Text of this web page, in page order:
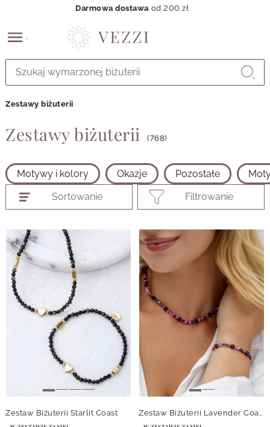
GŁÓWNEJ
PRODUKTÓW
MENU
UŻYTKOWNIKA
Darmowa dostawa od 200 zł
Zestawy biżuterii
Zestawy biżuterii (768)
Motywy i kolory Okazje Pozostałe
Sortowanie
Filtrowanie
Zestaw Biżuterii Starlit Coast Zestaw Biżuterii Lavender Coast